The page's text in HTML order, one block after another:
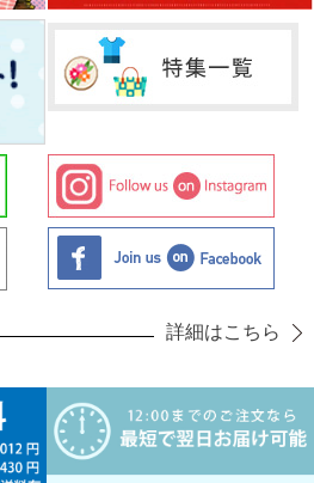
詳細はこちら